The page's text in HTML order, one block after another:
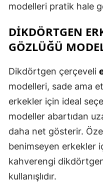
modelleri pratik hale
DIKDÖRTGEN
GÖZLÜĞÜ
Dikdörtgen çerçeveli
modelleri, sade ama
erkekler için ideal
modeller abartıdan
daha net gösterir.
benimseyen erkekler
kahverengi
kullanışlıdır.